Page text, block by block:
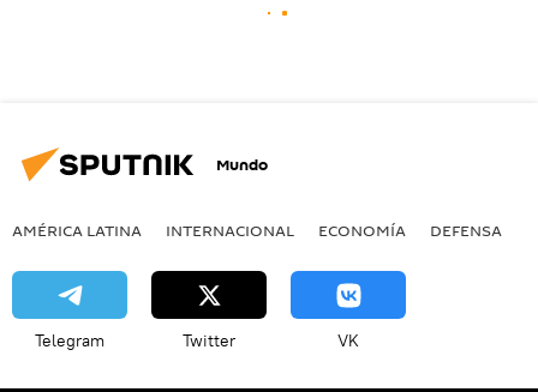
Mundo
AMÉRICA LATINA INTERNACIONAL ECONOMÍA DEFENSA
Telegram Twitter VK